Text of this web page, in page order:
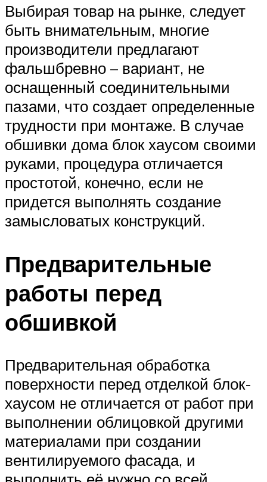
Выбирая товар на рынке, следует
быть внимательным, многие
производители предлагают
фальшбревно – вариант, не
оснащенный соединительными
пазами, что создает определенные
трудности при монтаже. В случае
обшивки дома блок хаусом своими
руками, процедура отличается
простотой, конечно, если не
придется выполнять создание
замысловатых конструкций.
Предварительные
работы перед
обшивкой
Предварительная обработка
поверхности перед отделкой блок-
хаусом не отличается от работ при
выполнении облицовкой другими
материалами при создании
вентилируемого фасада, и